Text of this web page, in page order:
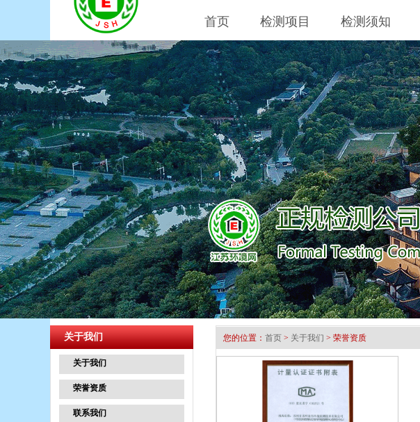
首页 检测项目 检测须知
关于我们
关于我们
荣誉资质
联系我们
您的位置： 首页 > 关于我们 > 荣誉资质